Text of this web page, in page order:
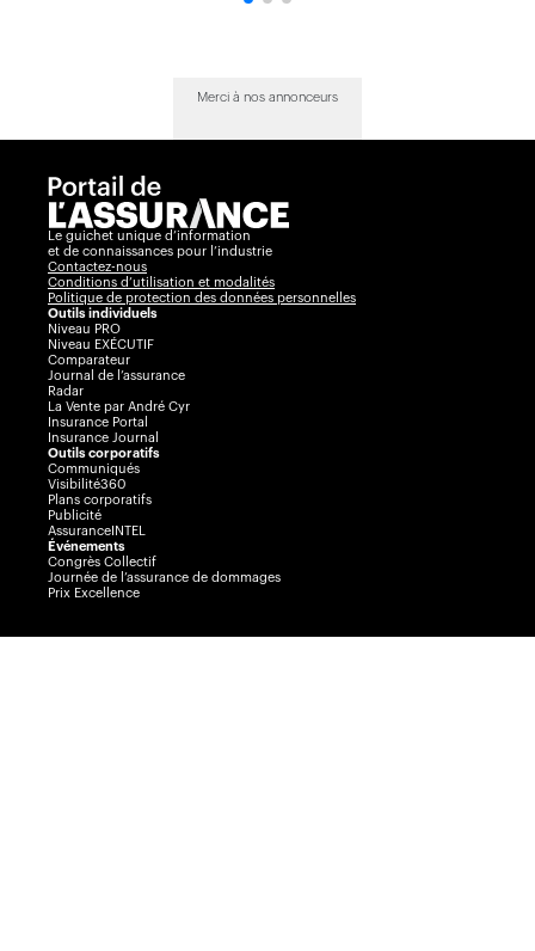
Merci à nos annonceurs
Le guichet unique d’information
et de connaissances pour l’industrie
Contactez-nous
Conditions d’utilisation et modalités
Politique de protection des données personnelles
Outils individuels
Niveau PRO
Niveau EXÉCUTIF
Comparateur
Journal de l’assurance
Radar
La Vente par André Cyr
Insurance Portal
Insurance Journal
Outils corporatifs
Communiqués
Visibilité360
Plans corporatifs
Publicité
AssuranceINTEL
Événements
Congrès Collectif
Journée de l’assurance de dommages
Prix Excellence